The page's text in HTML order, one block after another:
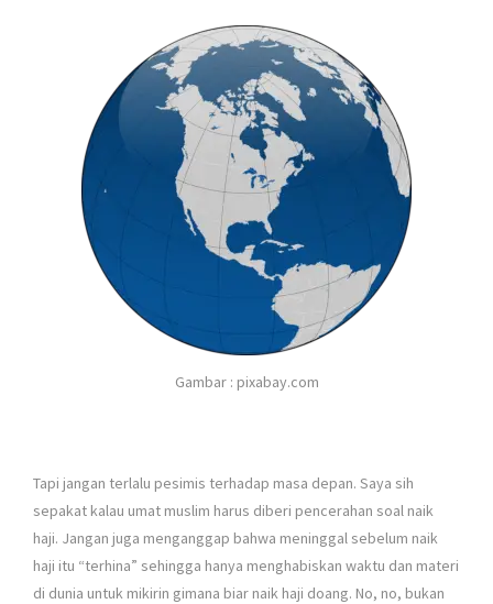
Gambar : pixabay.com
Tapi jangan terlalu pesimis terhadap masa depan. Saya sih
sepakat kalau umat muslim harus diberi pencerahan soal naik
haji. Jangan juga menganggap bahwa meninggal sebelum naik
haji itu “terhina” sehingga hanya menghabiskan waktu dan materi
di dunia untuk mikirin gimana biar naik haji doang. No, no, bukan